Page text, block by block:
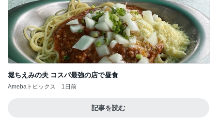
堀ちえみの夫 コスパ最強の店で昼食
Amebaトピックス 1日前
記事を読む